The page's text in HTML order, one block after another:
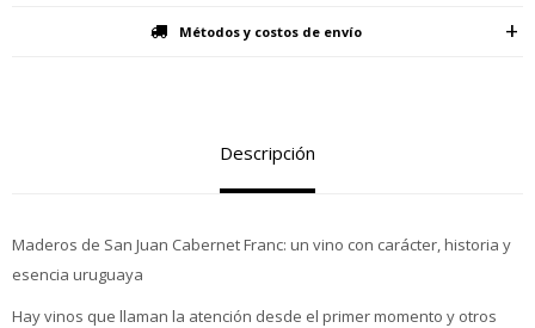
Métodos y costos de envío
Descripción
Maderos de San Juan Cabernet Franc: un vino con carácter, historia y
esencia uruguaya
Hay vinos que llaman la atención desde el primer momento y otros